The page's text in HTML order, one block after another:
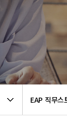
ㆍ성인 심리상담
ㆍ부부,가족 상담
EAP 직무스